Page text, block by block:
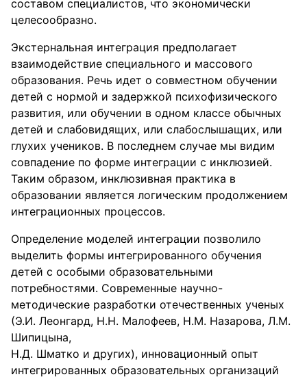
составом специалистов, что экономически
целесообразно.
Экстернальная интеграция предполагает
взаимодействие специального и массового
образования. Речь идет о совместном обучении
детей с нормой и задержкой психофизического
развития, или обучении в одном классе обычных
детей и слабовидящих, или слабослышащих, или
глухих учеников. В последнем случае мы видим
совпадение по форме интеграции с инклюзией.
Таким образом, инклюзивная практика в
образовании является логическим продолжением
интеграционных процессов.
Определение моделей интеграции позволило
выделить формы интегрированного обучения
детей с особыми образовательными
потребностями. Современные научно-
методические разработки отечественных ученых
(Э.И. Леонгард, Н.Н. Малофеев, Н.М. Назарова, Л.М.
Шипицына,
Н.Д. Шматко и других), инновационный опыт
интегрированных образовательных организаций